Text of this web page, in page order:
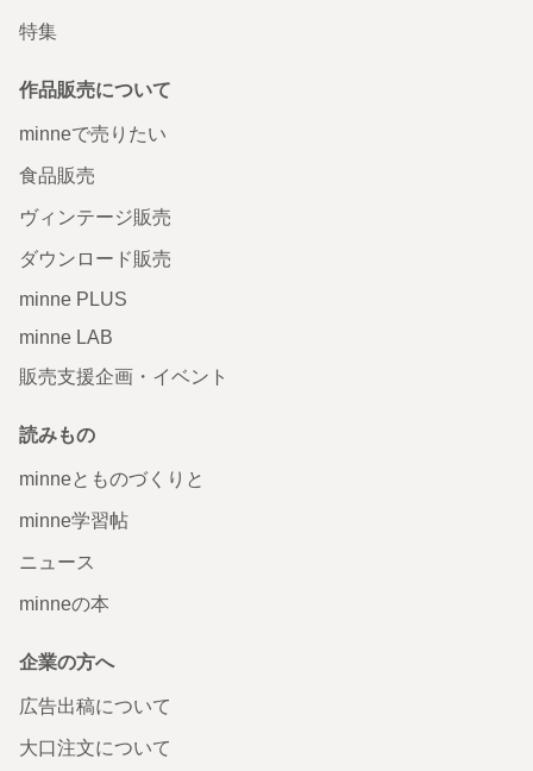
特集
作品販売について
minneで売りたい
食品販売
ヴィンテージ販売
ダウンロード販売
minne PLUS
minne LAB
販売支援企画・イベント
読みもの
minneとものづくりと
minne学習帖
ニュース
minneの本
企業の方へ
広告出稿について
大口注文について